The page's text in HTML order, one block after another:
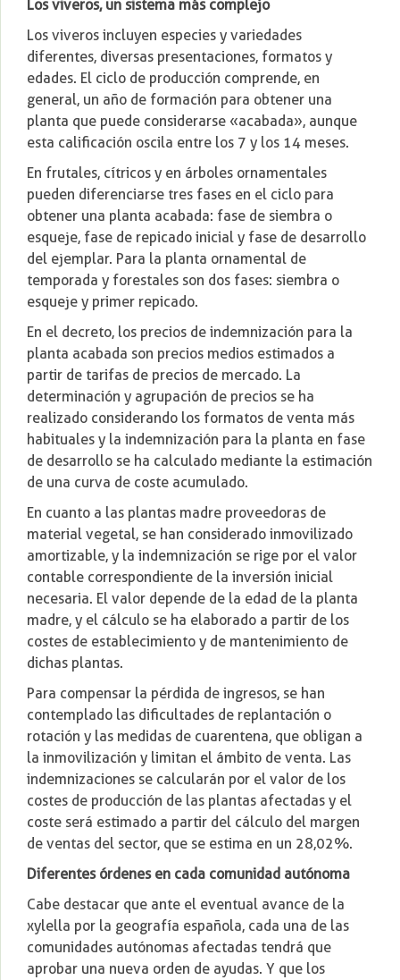
Los viveros, un sistema más complejo
Los viveros incluyen especies y variedades
diferentes, diversas presentaciones, formatos y
edades. El ciclo de producción comprende, en
general, un año de formación para obtener una
planta que puede considerarse «acabada», aunque
esta calificación oscila entre los 7 y los 14 meses.
En frutales, cítricos y en árboles ornamentales
pueden diferenciarse tres fases en el ciclo para
obtener una planta acabada: fase de siembra o
esqueje, fase de repicado inicial y fase de desarrollo
del ejemplar. Para la planta ornamental de
temporada y forestales son dos fases: siembra o
esqueje y primer repicado.
En el decreto, los precios de indemnización para la
planta acabada son precios medios estimados a
partir de tarifas de precios de mercado. La
determinación y agrupación de precios se ha
realizado considerando los formatos de venta más
habituales y la indemnización para la planta en fase
de desarrollo se ha calculado mediante la estimación
de una curva de coste acumulado.
En cuanto a las plantas madre proveedoras de
material vegetal, se han considerado inmovilizado
amortizable, y la indemnización se rige por el valor
contable correspondiente de la inversión inicial
necesaria. El valor depende de la edad de la planta
madre, y el cálculo se ha elaborado a partir de los
costes de establecimiento y de mantenimiento de
dichas plantas.
Para compensar la pérdida de ingresos, se han
contemplado las dificultades de replantación o
rotación y las medidas de cuarentena, que obligan a
la inmovilización y limitan el ámbito de venta. Las
indemnizaciones se calcularán por el valor de los
costes de producción de las plantas afectadas y el
coste será estimado a partir del cálculo del margen
de ventas del sector, que se estima en un 28,02%.
Diferentes órdenes en cada comunidad autónoma
Cabe destacar que ante el eventual avance de la
xylella por la geografía española, cada una de las
comunidades autónomas afectadas tendrá que
aprobar una nueva orden de ayudas. Y que los